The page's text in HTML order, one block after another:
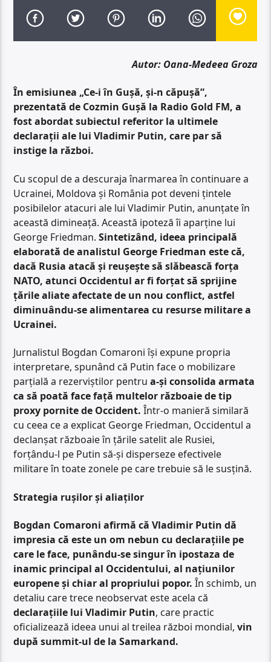
Autor: Oana-Medeea Groza
În emisiunea „Ce-i în Gușă, și-n căpușă”,
prezentată de Cozmin Gușă la Radio Gold FM, a
fost abordat subiectul referitor la ultimele
declarații ale lui Vladimir Putin, care par să
instige la război.
Cu scopul de a descuraja înarmarea în continuare a
Ucrainei, Moldova și România pot deveni țintele
posibilelor atacuri ale lui Vladimir Putin, anunțate în
această dimineață. Această ipoteză îi aparține lui
George Friedman.Sintetizând, ideea principală
elaborată de analistul George Friedman este că,
dacă Rusia atacă și reușește să slăbească forța
NATO, atunci Occidentul ar fi forțat să sprijine
țările aliate afectate de un nou conflict, astfel
diminuându-se alimentarea cu resurse militare a
Ucrainei.
Jurnalistul Bogdan Comaroni își expune propria
interpretare, spunând că Putin face o mobilizare
parțială a rezerviștilor pentrua-și consolida armata
ca să poată face față multelor războaie de tip
proxy pornite de Occident. Într-o manieră similară
cu ceea ce a explicat George Friedman, Occidentul a
declanșat războaie în țările satelit ale Rusiei,
forțându-l pe Putin să-și disperseze efectivele
militare în toate zonele pe care trebuie să le susțină.
Strategia rușilor și aliaților
Bogdan Comaroni afirmă că Vladimir Putin dă
impresia că este un om nebun cu declarațiile pe
care le face, punându-se singur în ipostaza de
inamic principal al Occidentului, al națiunilor
europene și chiar al propriului popor. În schimb, un
detaliu care trece neobservat este acela că
declarațiile lui Vladimir Putin, care practic
oficializează ideea unui al treilea război mondial,vin
după summit-ul de la Samarkand.